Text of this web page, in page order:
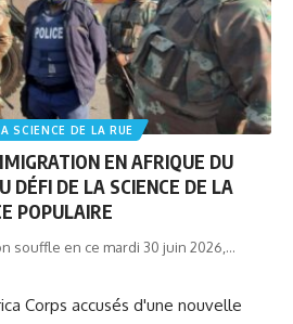
SCIENCE DE LA RUE
EN AFRIQUE DU
DÉFI DE LA SCIENCE DE LA
POPULAIRE
souffle en ce mardi 30 juin 2026,…